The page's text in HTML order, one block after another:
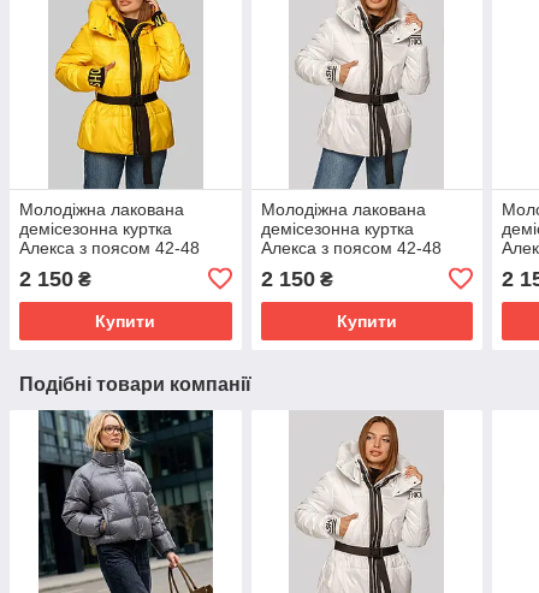
Молодіжна лакована
демісезонна куртка
Алекса з поясом 42-48
2 150 ₴
Купити
Молодіжна лакована
демісезонна куртка
Алекса з поясом 42-48
2 150₴
Купити
2
Подібні товари компанії